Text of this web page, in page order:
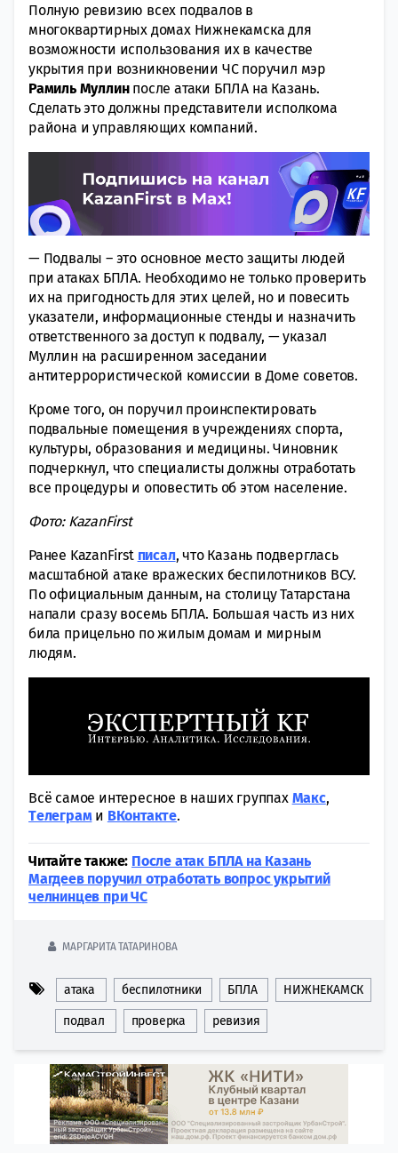
Полную ревизию всех подвалов в
многоквартирных домах Нижнекамска для
возможности использования их в качестве
укрытия при возникновении ЧС поручил мэр
Рамиль Муллинпосле атаки БПЛА на Казань.
Сделать это должны представители исполкома
района и управляющих компаний.
— Подвалы – это основное место защиты людей
при атаках БПЛА. Необходимо не только проверить
их на пригодность для этих целей, но и повесить
указатели, информационные стенды и назначить
ответственного за доступ к подвалу, — указал
Муллин на расширенном заседании
антитеррористической комиссии в Доме советов.
Кроме того, он поручил проинспектировать
подвальные помещения в учреждениях спорта,
культуры, образования и медицины. Чиновник
подчеркнул, что специалисты должны отработать
все процедуры и оповестить об этом население.
Фото: KazanFirst
Ранее KazanFirst писал, что Казань подверглась
масштабной атаке вражеских беспилотников ВСУ.
По официальным данным, на столицу Татарстана
напали сразу восемь БПЛА. Большая часть из них
била прицельно по жилым домам и мирным
людям.
Всё самое интересное в наших группах Макс,
Tелеграми ВКонтакте.
Читайте также: После атак БПЛА на Казань
Магдеев поручил отработать вопрос укрытий
челнинцев при ЧС
МАРГАРИТА ТАТАРИНОВА
атака беспилотники БПЛА НИЖНЕКАМСК
подвал проверка ревизия